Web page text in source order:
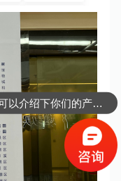
你们是怎么收费的呢？